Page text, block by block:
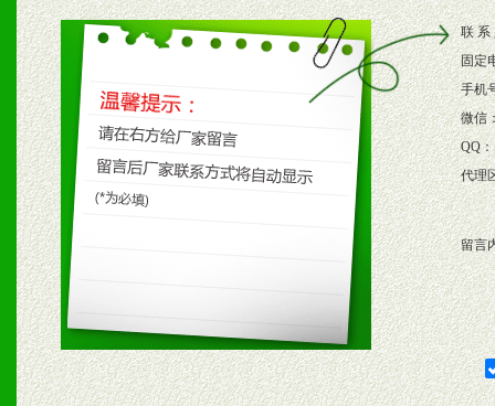
3、根据市场需要，派驻区
保产品顺利销售。
4、根据市场情况公司给予
购支持。
五、退换货制度
1、给予前期市场操作一定
2、对于临期，滞销品给予
联 系
固定
手机
微信
QQ：
代理
留言